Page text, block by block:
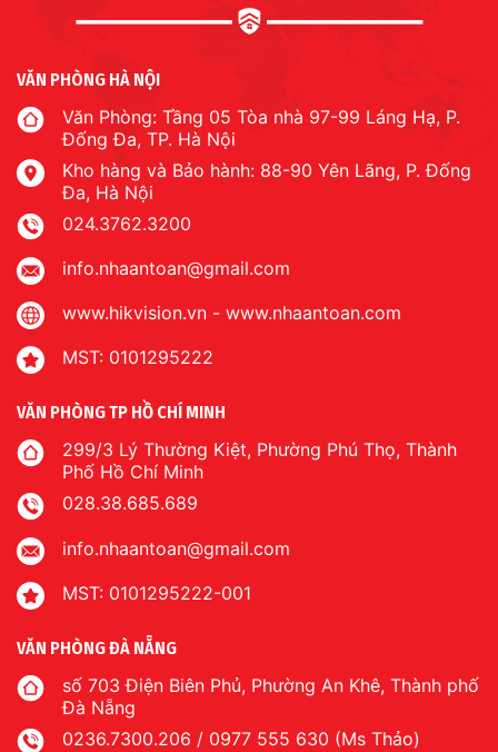
VĂN PHÒNG HÀ NỘI
Văn Phòng: Tầng 05 Tòa nhà 97-99 Láng Hạ, P.
Đống Đa, TP. Hà Nội
Kho hàng và Bảo hành: 88-90 Yên Lãng, P. Đống
Đa, Hà Nội
024.3762.3200
info.nhaantoan@gmail.com
www.hikvision.vn - www.nhaantoan.com
MST: 0101295222
VĂN PHÒNG TP HỒ CHÍ MINH
299/3 Lý Thường Kiệt, Phường Phú Thọ, Thành
Phố Hồ Chí Minh
028.38.685.689
info.nhaantoan@gmail.com
MST: 0101295222-001
VĂN PHÒNG ĐÀ NẴNG
số 703 Điện Biên Phủ, Phường An Khê, Thành phố
Đà Nẵng
0236.7300.206 / 0977 555 630 (Ms Thảo)